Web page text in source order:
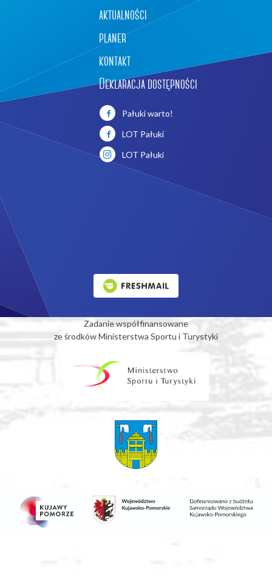
aktualności
planer
kontakt
Deklaracja dostępności
Pałuki warto!
LOT Pałuki
LOT Pałuki
Zadanie współfinansowane
ze środków Ministerstwa Sportu i Turystyki